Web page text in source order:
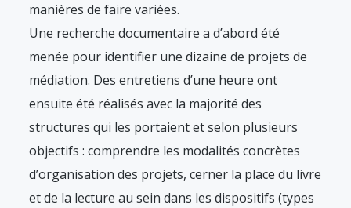
manières de faire variées.
Une recherche documentaire a d’abord été
menée pour identifier une dizaine de projets de
médiation. Des entretiens d’une heure ont
ensuite été réalisés avec la majorité des
structures qui les portaient et selon plusieurs
objectifs : comprendre les modalités concrètes
d’organisation des projets, cerner la place du livre
et de la lecture au sein dans les dispositifs (types